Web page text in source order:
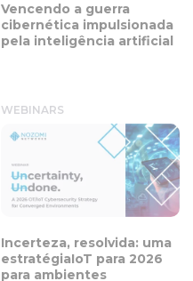
Vencendo a guerra
cibernética impulsionada
pela inteligência artificial
WEBINARS
Incerteza, resolvida: uma
estratégiaIoT para 2026
para ambientes